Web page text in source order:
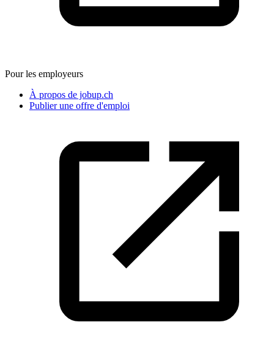
Pour les employeurs
À propos de jobup.ch
Publier une offre d'emploi